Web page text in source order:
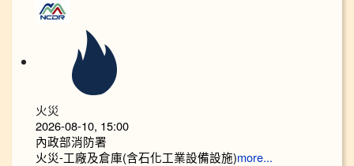
火災
2026-08-10, 15:00
內政部消防署
火災-工廠及倉庫(含石化工業設備設施)more...